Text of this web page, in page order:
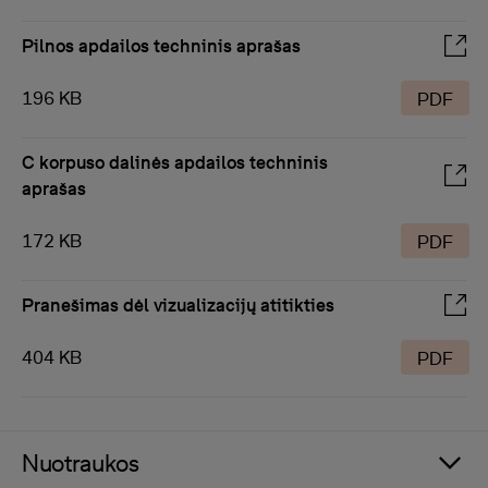
Pilnos apdailos techninis aprašas
196 KB PDF
C korpuso dalinės apdailos techninis
aprašas
172 KB PDF
Pranešimas dėl vizualizacijų atitikties
404 KB PDF
Nuotraukos